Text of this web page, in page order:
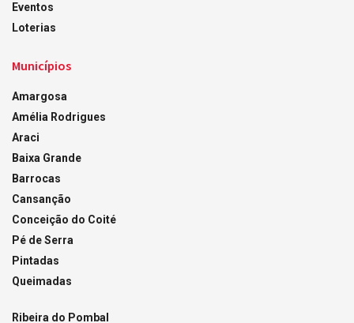
Eventos
Loterias
Municípios
Amargosa
Amélia Rodrigues
Araci
Baixa Grande
Barrocas
Cansanção
Conceição do Coité
Pé de Serra
Pintadas
Queimadas
Ribeira do Pombal